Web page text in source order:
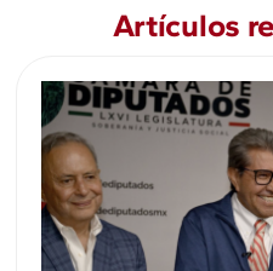
Artículos